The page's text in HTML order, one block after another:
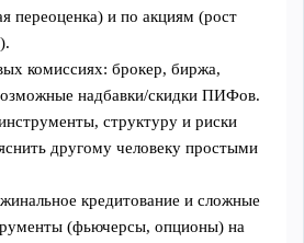
переоценка) и по акциям (рост
комиссиях: брокер, биржа,
надбавки/скидки ПИФов.
структуру и риски
другому человеку простыми
кредитование и сложные
(фьючерсы, опционы) на